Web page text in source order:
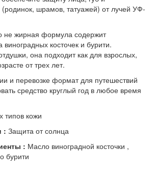
(родинок, шрамов, татуажей) от лучей УФ-
не жирная формула содержит
виноградных косточек и бурити.
она подходит как для взрослых,
от трех лет.
и перевозке формат для путешествий
средство круглый год в любое время
типов кожи
: Защита от солнца
: Масло виноградной косточки ,
бурити